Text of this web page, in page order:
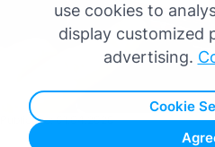
use cookies to
display customized
advertising.
Cookie
Italiano
Publicado: 01.04.2026